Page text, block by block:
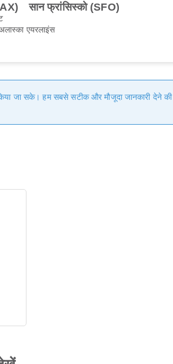
सान फ्रांसिस्को (SFO)
एयरलाइंस
जा सके। हम सबसे सटीक और मौजूदा जानकारी देने की